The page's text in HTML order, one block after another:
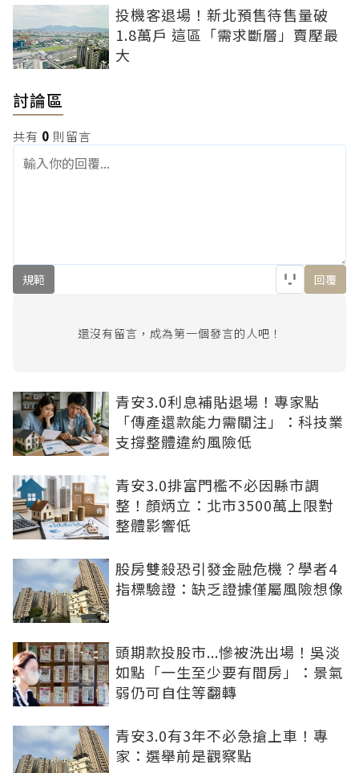
投機客退場！新北預售待售量破
1.8萬戶 這區「需求斷層」賣壓最
大
討論區
共有 0 則留言
規範 回覆
還沒有留言，成為第一個發言的人吧！
青安3.0利息補貼退場！專家點
「傳產還款能力需關注」：科技業
支撐整體違約風險低
青安3.0排富門檻不必因縣市調
整！顏炳立：北市3500萬上限對
整體影響低
股房雙殺恐引發金融危機？學者4
指標驗證：缺乏證據僅屬風險想像
頭期款投股市...慘被洗出場！吳淡
如點「一生至少要有間房」：景氣
弱仍可自住等翻轉
青安3.0有3年不必急搶上車！專
家：選舉前是觀察點